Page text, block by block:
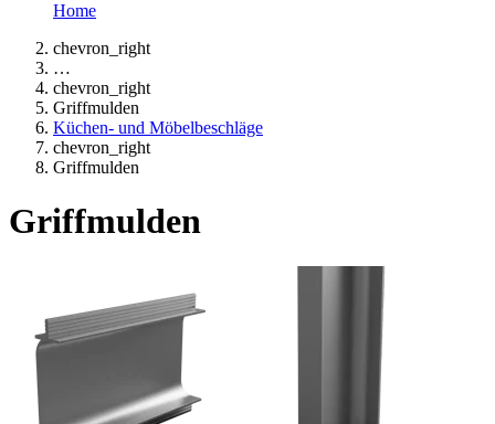
Home
chevron_right
…
chevron_right
Griffmulden
Küchen- und Möbelbeschläge
chevron_right
Griffmulden
Griffmulden